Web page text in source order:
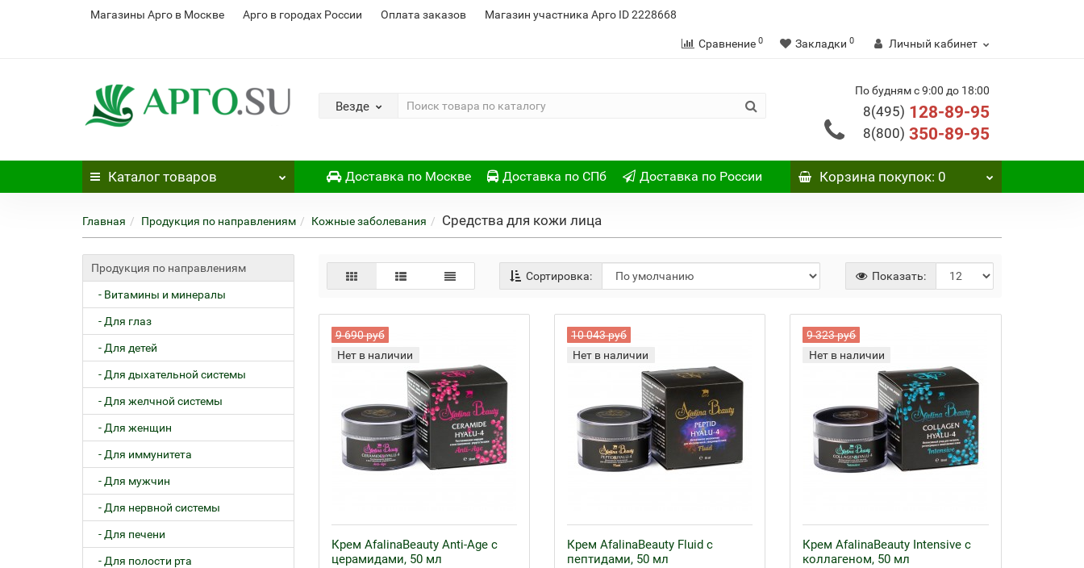
Магазины Арго в Москве Арго в городах России Оплата заказов Магазин участника Арго ID 2228668
Сравнение 0 Закладки 0 Личный кабинет
Везде
По будням с 9:00 до 18:00
8(495) 128-89-95
8(800) 350-89-95
Каталог товаров Доставка по Москве Доставка по СПб Доставка по России Корзинапокупок: 0
Главная Продукция по направлениям Кожные заболевания Средства для кожи лица
Продукция по направлениям
- Витамины и минералы
- Для глаз
- Для детей
- Для дыхательной системы
- Для желчной системы
- Для женщин
- Для иммунитета
- Для мужчин
- Для нервной системы
- Для печени
- Для полости рта
Сортировка: Показать:
9 690 руб
Нет в наличии
Крем AfalinaBeauty Anti-Age с
церамидами, 50 мл
10 043 руб
Нет в наличии
Крем AfalinaBeauty Fluid с
пептидами, 50 мл
9 323 руб
Нет в наличии
Крем AfalinaBeauty Intensive с
коллагеном, 50 мл